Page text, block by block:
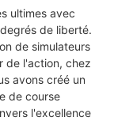
ultimes avec
de liberté.
de simulateurs
de l'action, chez
avons créé un
de course
l'excellence